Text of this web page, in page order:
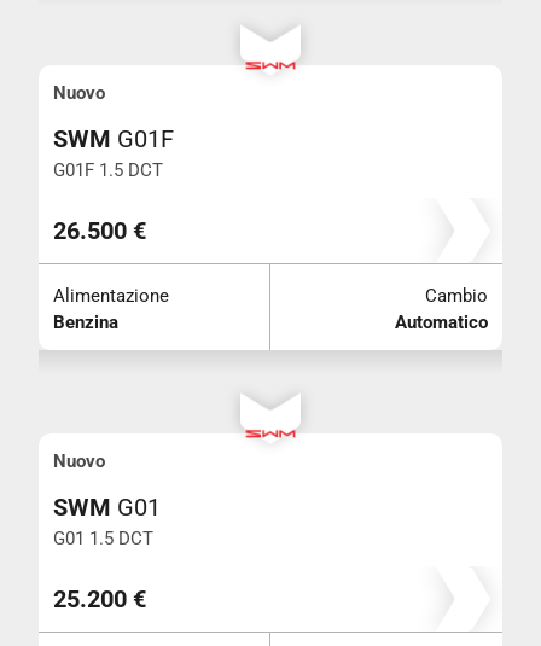
Nuovo
SWM G01F
G01F 1.5 DCT
26.500 €
Alimentazione
Benzina
Cambio
Automatico
Nuovo
SWM G01
G01 1.5 DCT
25.200 €